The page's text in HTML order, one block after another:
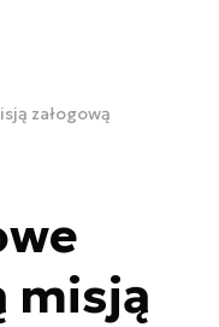
załogową
misją